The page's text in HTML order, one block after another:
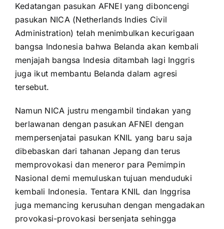
Kedatangan pasukan AFNEI yang diboncengi
pasukan NICA (Netherlands Indies Civil
Administration) telah menimbulkan kecurigaan
bangsa Indonesia bahwa Belanda akan kembali
menjajah bangsa Indesia ditambah lagi Inggris
juga ikut membantu Belanda dalam agresi
tersebut.
Namun NICA justru mengambil tindakan yang
berlawanan dengan pasukan AFNEI dengan
mempersenjatai pasukan KNIL yang baru saja
dibebaskan dari tahanan Jepang dan terus
memprovokasi dan meneror para Pemimpin
Nasional demi memuluskan tujuan menduduki
kembali Indonesia. Tentara KNIL dan Inggrisa
juga memancing kerusuhan dengan mengadakan
provokasi-provokasi bersenjata sehingga